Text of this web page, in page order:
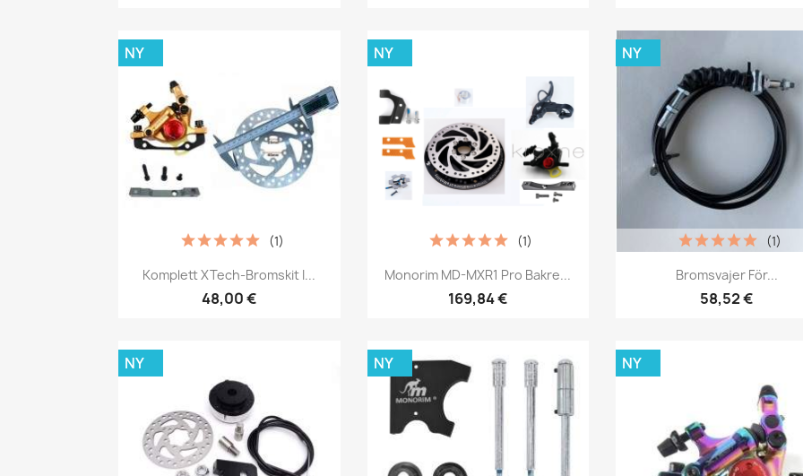
Snabbvy
Komplett XTech-Bromskit I...
48,00 €
(1)
NY
Snabbvy
Monorim MD-MXR1 Pro Bakre...
169,84 €
(1)
NY
Snabbvy
Bromsvajer För...
58,52 €
(1)
NY
NY NY NY